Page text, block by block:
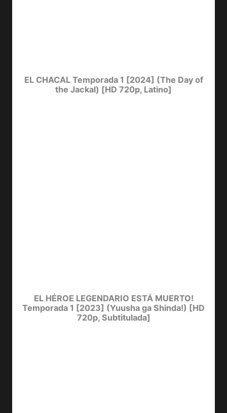
EL CHACAL Temporada 1 [2024] (The Day of
the Jackal) [HD 720p, Latino]
EL HÉROE LEGENDARIO ESTÁ MUERTO!
Temporada 1 [2023] (Yuusha ga Shinda!) [HD
720p, Subtitulada]